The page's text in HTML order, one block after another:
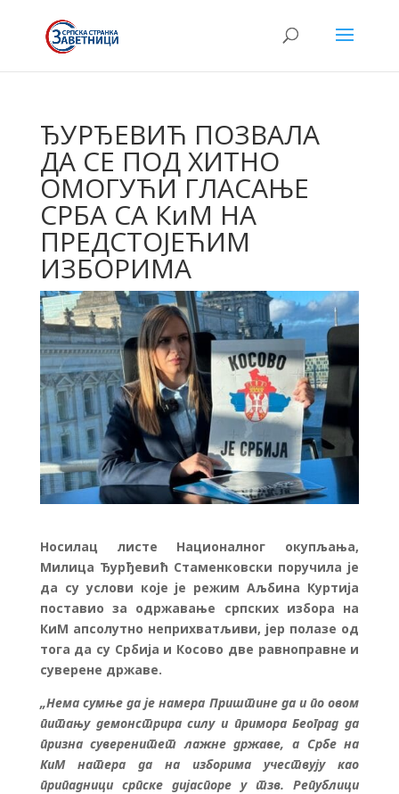
ЂУРЂЕВИЋ ПОЗВАЛА
ДА СЕ ПОД ХИТНО
ОМОГУЋИ ГЛАСАЊЕ
СРБА СА КиМ НА
ПРЕДСТОЈЕЋИМ
ИЗБОРИМА
Носилац листе Националног окупљања,
Милица Ђурђевић Стаменковски поручила је
да су услови које је режим Аљбина Куртија
поставио за одржавање српских избора на
КиМ апсолутно неприхватљиви, јер полазе од
тога да су Србија и Косово две равноправне и
суверене државе.
„Нема сумње да је намера Приштине да и по овом
питању демонстрира силу и примора Београд да
призна суверенитет лажне државе, а Србе на
КиМ натера да на изборима учествују као
припадници српске дијаспоре у тзв. Републици